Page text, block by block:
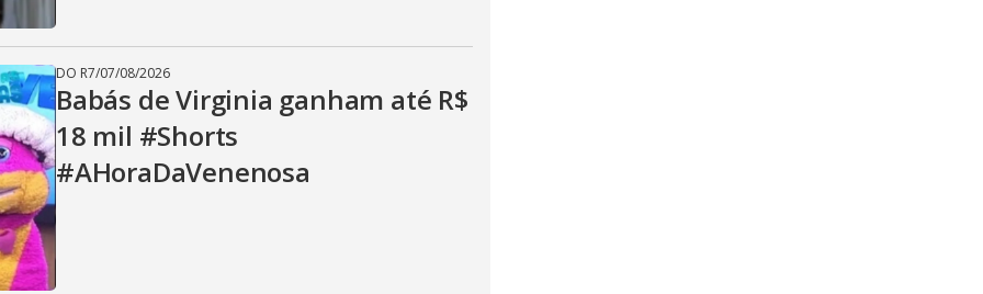
DO R7/07/08/2026
Babás de Virginia ganham até R$
18 mil #Shorts
#AHoraDaVenenosa